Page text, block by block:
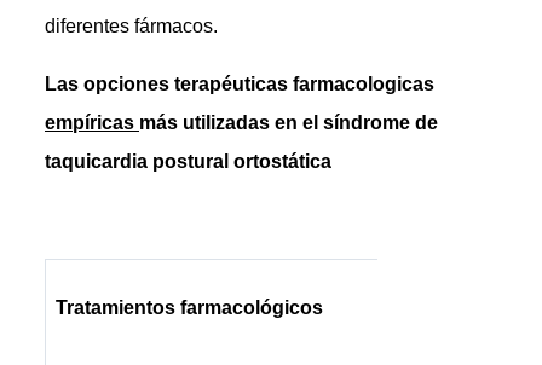
diferentes fármacos.
Las opciones terapéuticas farmacologicas
empíricas más utilizadas en el síndrome de
taquicardia postural ortostática
Tratamientos farmacológicos